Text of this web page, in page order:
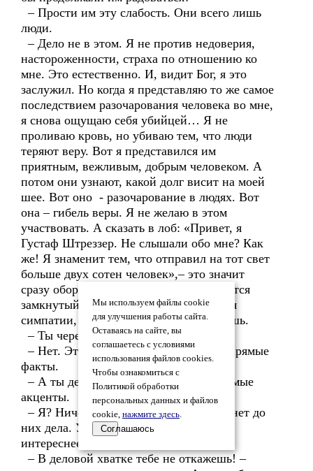
– Прости им эту слабость. Они всего лишь
люди.
– Дело не в этом. Я не против недоверия,
настороженности, страха по отношению ко
мне. Это естественно. И, видит Бог, я это
заслужил. Но когда я представляю то же самое
последствием разочарования человека во мне,
я снова ощущаю себя убийцей… Я не
проливаю кровь, но убиваю тем, что люди
теряют веру. Вот я представился им
приятным, вежливым, добрым человеком. А
потом они узнают, какой долг висит на моей
шее. Вот оно - разочарование в людях. Вот
она – гибель веры. Я не желаю в этом
участвовать. А сказать в лоб: «Привет, я
Густаф Штреззер. Не слышали обо мне? Как
же! Я знаменит тем, что отправил на тот свет
больше двух сотен человек»,– это значит
сразу оборвать нить контакта. Получается
замкнутый круг: и правдой не добиться
симпатии, и ложью её недолго удержишь.
– Ты чересчур самокритичен!
– Нет. Это просто факты. Упрямые-упрямые
факты.
– А ты делаешь на них упрямые-упрямые
акценты.
– Я? Ничего я с ними не делаю. Мне нет до
них дела. У меня есть дела поважнее и
интереснее. Это ты, милая!
– В деловой хватке тебе не откажешь! –
Мы используем файлы cookie
для улучшения работы сайта.
Оставаясь на сайте, вы
соглашаетесь с условиями
использования файлов cookies.
Чтобы ознакомиться с
Политикой обработки
персональных данных и файлов
cookie, нажмите здесь.
Соглашаюсь